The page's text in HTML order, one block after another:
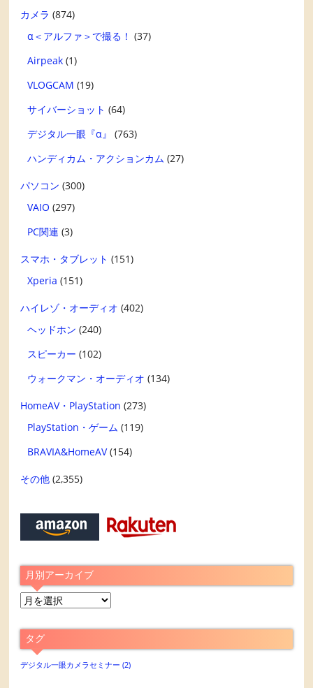
カメラ (874)
α＜アルファ＞で撮る！ (37)
Airpeak (1)
VLOGCAM (19)
サイバーショット (64)
デジタル一眼『α』
(763)
ハンディカム・アクションカム (27)
パソコン (300)
VAIO (297)
PC関連 (3)
スマホ・タブレット (151)
Xperia (151)
ハイレゾ・オーディオ (402)
ヘッドホン (240)
スピーカー (102)
ウォークマン・オーディオ (134)
HomeAV・PlayStation (273)
PlayStation・ゲーム (119)
BRAVIA&HomeAV(154)
その他 (2,355)
月別アーカイブ
月
ア
ー
カ
タグ
デジタル一眼カメラセミナー (2)